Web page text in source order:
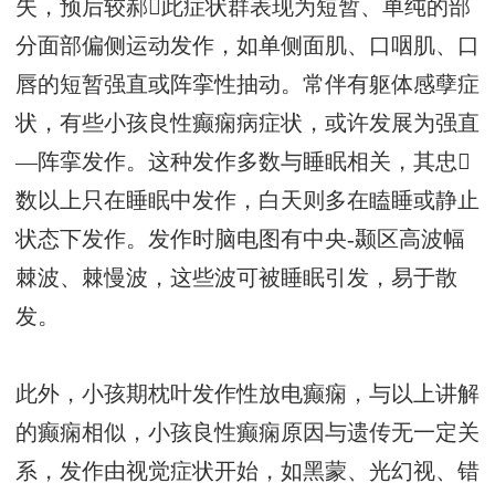
失，预后较郝此症状群表现为短暂、单纯的部
分面部偏侧运动发作，如单侧面肌、口咽肌、口
唇的短暂强直或阵挛性抽动。常伴有躯体感孽症
状，有些小孩良性癫痫病症状，或许发展为强直
—阵挛发作。这种发作多数与睡眠相关，其忠
数以上只在睡眠中发作，白天则多在瞌睡或静止
状态下发作。发作时脑电图有中央-颞区高波幅
棘波、棘慢波，这些波可被睡眠引发，易于散
发。
此外，小孩期枕叶发作性放电癫痫，与以上讲解
的癫痫相似，小孩良性癫痫原因与遗传无一定关
系，发作由视觉症状开始，如黑蒙、光幻视、错